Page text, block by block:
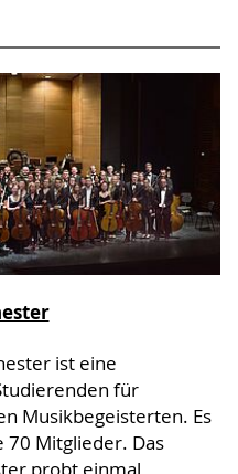
ist eine
für
Musikbegeisterten. Es
Mitglieder. Das